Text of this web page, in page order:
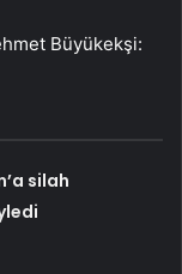
Büyükekşi:
silah